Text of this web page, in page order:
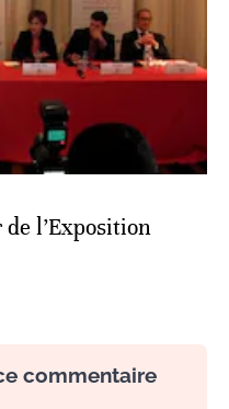
l’Exposition
commentaire